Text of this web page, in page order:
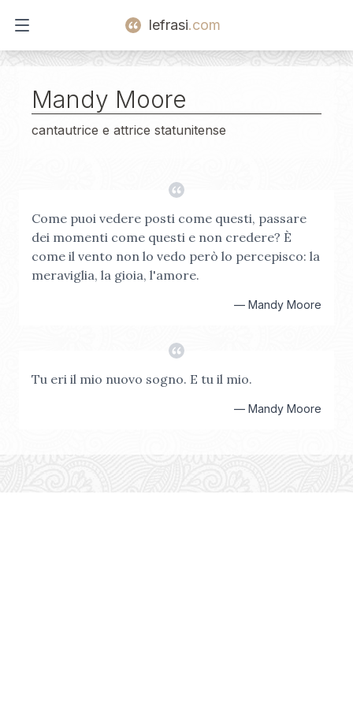
Open main menu
lefrasi.com
Mandy Moore
cantautrice e attrice statunitense
Come puoi vedere posti come questi, passare
dei momenti come questi e non credere? È
come il vento non lo vedo però lo percepisco: la
meraviglia, la gioia, l'amore.
— Mandy Moore
Tu eri il mio nuovo sogno. E tu il mio.
— Mandy Moore